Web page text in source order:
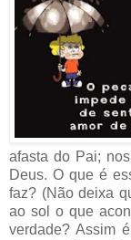
afasta do Pai;
Deus. O que é
faz? (Não deixa
ao sol o que
verdade? Assim